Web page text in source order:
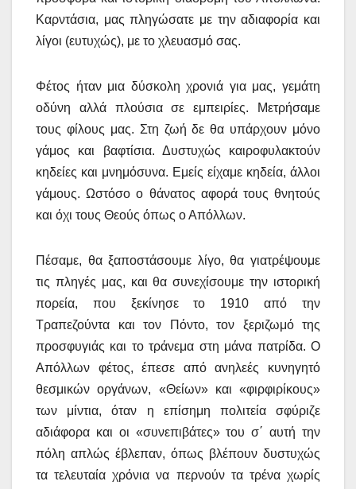
Καρντάσια, μας πληγώσατε με την αδιαφορία και
λίγοι (ευτυχώς), με το χλευασμό σας.
Φέτος ήταν μια δύσκολη χρονιά για μας, γεμάτη
οδύνη αλλά πλούσια σε εμπειρίες. Μετρήσαμε
τους φίλους μας. Στη ζωή δε θα υπάρχουν μόνο
γάμος και βαφτίσια. Δυστυχώς καιροφυλακτούν
κηδείες και μνημόσυνα. Εμείς είχαμε κηδεία, άλλοι
γάμους. Ωστόσο ο θάνατος αφορά τους θνητούς
και όχι τους Θεούς όπως ο Απόλλων.
Πέσαμε, θα ξαποστάσουμε λίγο, θα γιατρέψουμε
τις πληγές μας, και θα συνεχίσουμε την ιστορική
πορεία, που ξεκίνησε το 1910 από την
Τραπεζούντα και τον Πόντο, τον ξεριζωμό της
προσφυγιάς και το τράνεμα στη μάνα πατρίδα. Ο
Απόλλων φέτος, έπεσε από ανηλεές κυνηγητό
θεσμικών οργάνων, «Θείων» και «φιρφιρίκους»
των μίντια, όταν η επίσημη πολιτεία σφύριζε
αδιάφορα και οι «συνεπιβάτες» του σ΄ αυτή την
πόλη απλώς έβλεπαν, όπως βλέπουν δυστυχώς
τα τελευταία χρόνια να περνούν τα τρένα χωρίς